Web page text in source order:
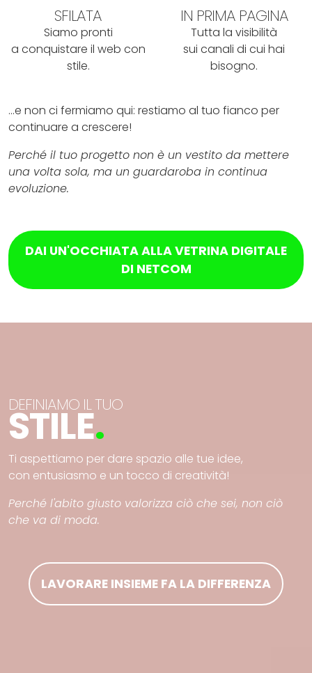
SFILATA
Siamo pronti
a conquistare il web con
stile.
IN PRIMA PAGINA
Tutta la visibilità
sui canali di cui hai
bisogno.
...e non ci fermiamo qui: restiamo al tuo fianco per
continuare a crescere!
Perché il tuo progetto non è un vestito da mettere
una volta sola, ma un guardaroba in continua
evoluzione.
DAI UN'OCCHIATA ALLA VETRINA DIGITALE
DI NETCOM
DEFINIAMO IL TUO
STILE.
Ti aspettiamo per dare spazio alle tue idee,
con entusiasmo e un tocco di creatività!
Perché l'abito giusto valorizza ciò che sei, non ciò
che va di moda.
LAVORARE INSIEME FA LA DIFFERENZA